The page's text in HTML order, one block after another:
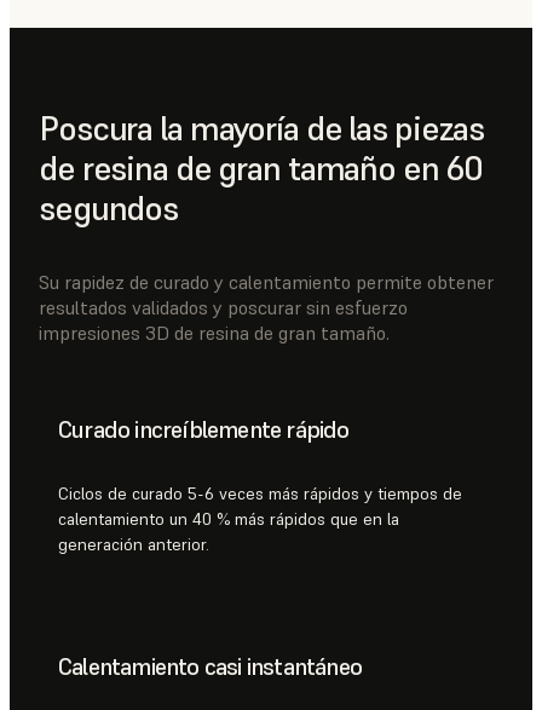
Poscura la mayoría de las piezas
de resina de gran tamaño en 60
segundos
Su rapidez de curado y calentamiento permite obtener
resultados validados y poscurar sin esfuerzo
impresiones 3D de resina de gran tamaño.
Curado increíblemente rápido
Ciclos de curado 5-6 veces más rápidos y tiempos de
calentamiento un 40 % más rápidos que en la
generación anterior.
Calentamiento casi instantáneo